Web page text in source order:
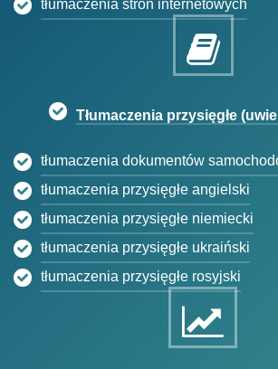
tłumaczenia stron internetowych
Tłumaczenia przysięgłe
tłumaczenia dokumentów
tłumaczenia przysięgłe angielski
tłumaczenia przysięgłe niemiecki
tłumaczenia przysięgłe ukraiński
tłumaczenia przysięgłe rosyjski